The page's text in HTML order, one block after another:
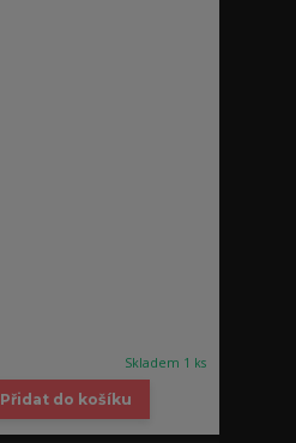
Skladem 1 ks
Přidat do košíku